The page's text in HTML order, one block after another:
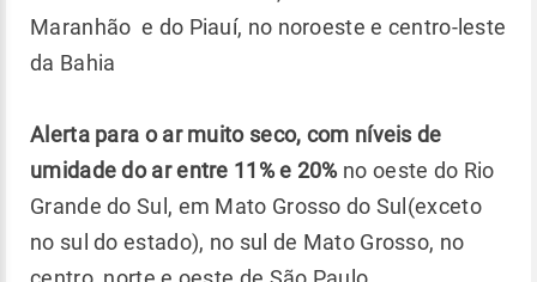
Maranhão e do Piauí, no noroeste e centro-leste
da Bahia
Alerta para o ar muito seco, com níveis de
umidade do ar entre 11% e 20%no oeste do Rio
Grande do Sul, em Mato Grosso do Sul(exceto
no sul do estado), no sul de Mato Grosso, no